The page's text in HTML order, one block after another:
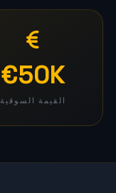
€50K
القيمة السوقية